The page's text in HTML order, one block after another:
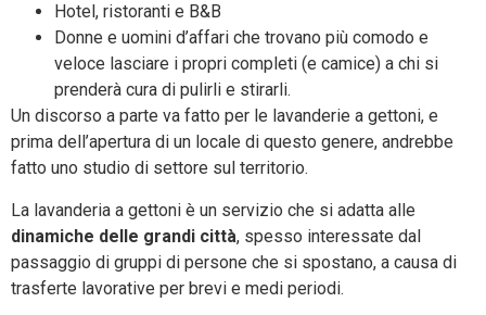
Hotel, ristoranti e B&B
Donne e uomini d’affari che trovano più comodo e
veloce lasciare i propri completi (e camice) a chi si
prenderà cura di pulirli e stirarli.
Un discorso a parte va fatto per le lavanderie a gettoni, e
prima dell’apertura di un locale di questo genere, andrebbe
fatto uno studio di settore sul territorio.
La lavanderia a gettoni è un servizio che si adatta alle
dinamiche delle grandi città, spesso interessate dal
passaggio di gruppi di persone che si spostano, a causa di
trasferte lavorative per brevi e medi periodi.